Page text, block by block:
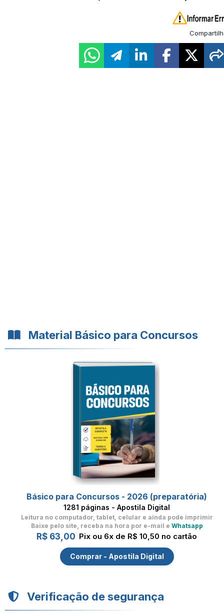
Material Básico para Concursos
Básico para Concursos - 2026 (preparatória)
1281 páginas - Apostila Digital
Leitura no computador, tablet, celular e ainda pode imprimir
Baixe pelo site, receba na hora por e-mail e Whatsapp
R$ 63,00 Pix ou 6x de R$ 10,50 no cartão
Comprar - Apostila Digital
Verificação de segurança